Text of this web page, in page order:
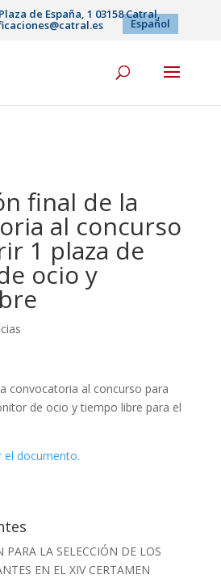
de España, 1 03158 Catral,
Español
final de la
al concurso
1 plaza de
ocio y
convocatoria al concurso para
de ocio y tiempo libre para el
el documento.
PARA LA SELECCIÓN DE LOS
EN EL XIV CERTAMEN